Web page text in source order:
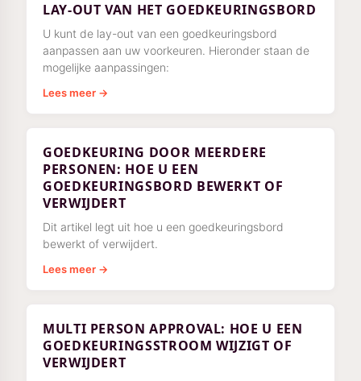
LAY-OUT VAN HET GOEDKEURINGSBORD
U kunt de lay-out van een goedkeuringsbord
aanpassen aan uw voorkeuren. Hieronder staan de
mogelijke aanpassingen:
Lees meer →
GOEDKEURING DOOR MEERDERE
PERSONEN: HOE U EEN
GOEDKEURINGSBORD BEWERKT OF
VERWIJDERT
Dit artikel legt uit hoe u een goedkeuringsbord
bewerkt of verwijdert.
Lees meer →
MULTI PERSON APPROVAL: HOE U EEN
GOEDKEURINGSSTROOM WIJZIGT OF
VERWIJDERT